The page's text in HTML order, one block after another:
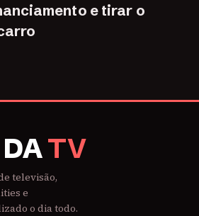
e tirar o
TV
televisão,
e
o dia todo.